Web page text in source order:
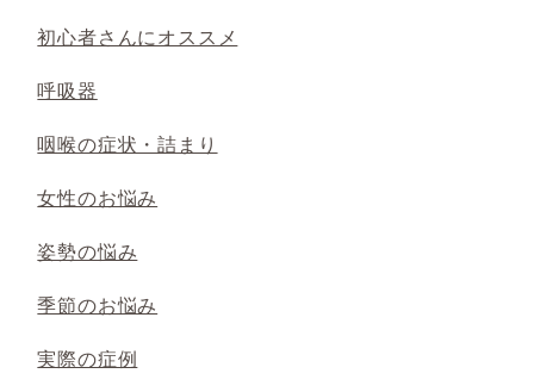
初心者さんにオススメ
呼吸器
咽喉の症状・詰まり
女性のお悩み
姿勢の悩み
季節のお悩み
実際の症例